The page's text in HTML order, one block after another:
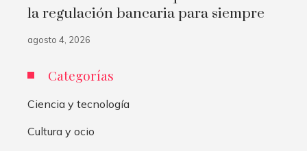
la regulación bancaria para siempre
agosto 4, 2026
Categorías
Ciencia y tecnología
Cultura y ocio